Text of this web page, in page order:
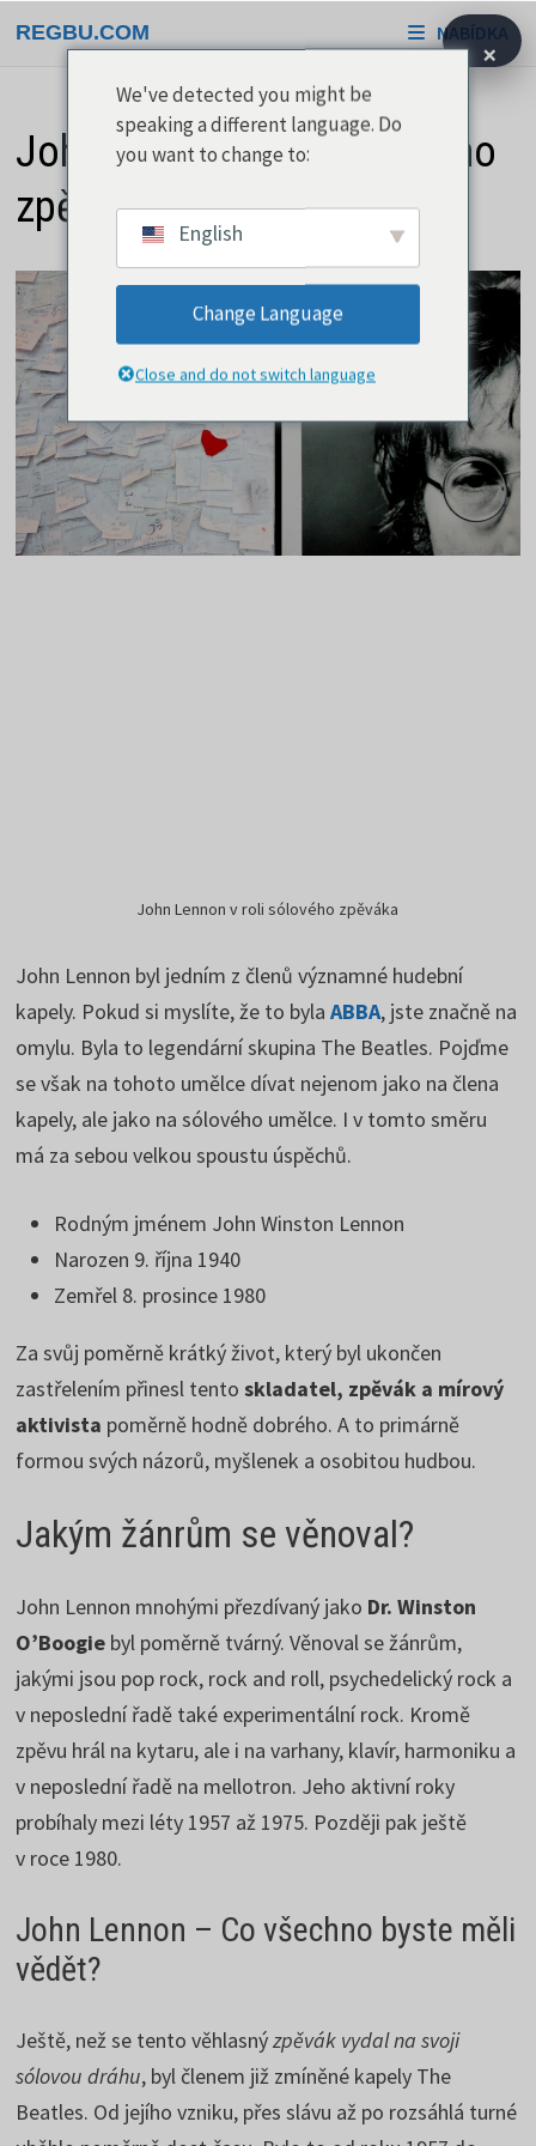
na
REGBU.COM NABÍDKA
John Lennon v roli sólového
zpěváka
John Lennon v roli sólového zpěváka
John Lennon byl jedním z členů významné hudební
kapely. Pokud si myslíte, že to bylaABBA, jste značně na
omylu. Byla to legendární skupina The Beatles. Pojďme
se však na tohoto umělce dívat nejenom jako na člena
kapely, ale jako na sólového umělce. I v tomto směru
má za sebou velkou spoustu úspěchů.
Rodným jménem John Winston Lennon
Narozen 9. října 1940
Zemřel 8. prosince 1980
Za svůj poměrně krátký život, který byl ukončen
zastřelením přinesl tentoskladatel, zpěvák a mírový
aktivista poměrně hodně dobrého. A to primárně
formou svých názorů, myšlenek a osobitou hudbou.
Jakým žánrům se věnoval?
John Lennon mnohými přezdívaný jako Dr. Winston
O’Boogie byl poměrně tvárný. Věnoval se žánrům,
jakými jsou pop rock, rock and roll, psychedelický rock a
v neposlední řadě také experimentální rock. Kromě
zpěvu hrál na kytaru, ale i na varhany, klavír, harmoniku a
v neposlední řadě na mellotron. Jeho aktivní roky
probíhaly mezi léty 1957 až 1975. Později pak ještě
v roce 1980.
John Lennon – Co všechno byste měli
vědět?
Ještě, než se tento věhlasnýzpěvák vydal na svoji
sólovou dráhu, byl členem již zmíněné kapely The
Beatles. Od jejího vzniku, přes slávu až po rozsáhlá turné
×
We've detected you might be
speaking a different language. Do
you want to change to:
English
Change Language
Close and do not switch language